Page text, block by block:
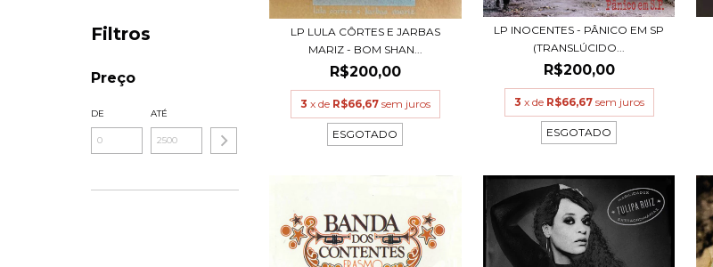
Filtros
Preço
DE ATÉ
LP LULA CÔRTES E JARBAS
MARIZ - BOM SHAN...
R$200,00
3 x de R$66,67 sem juros
ESGOTADO
LP INOCENTES - PÂNICO EM SP
(TRANSLÚCIDO...
R$200,00
3 x de R$66,67 sem juros
ESGOTADO